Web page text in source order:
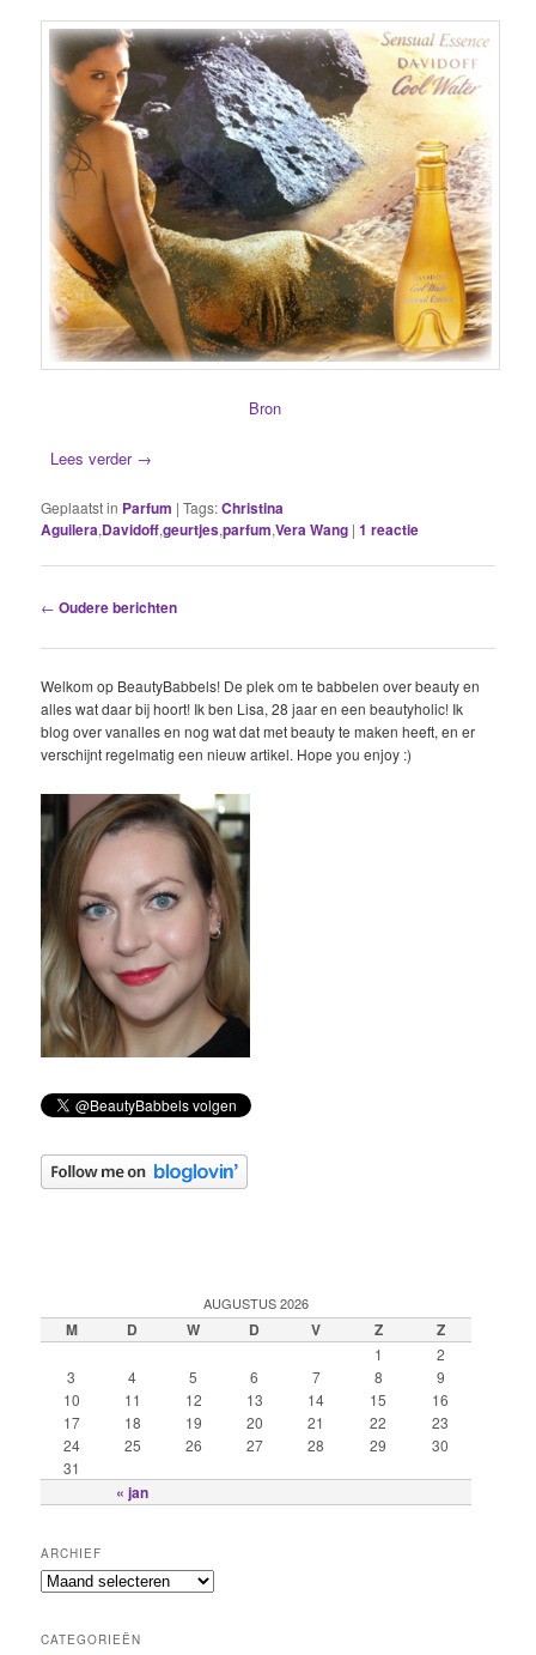
Bron
Lees verder →
Geplaatst in Parfum |Tags:Christina
Aguilera,Davidoff,geurtjes,parfum,Vera Wang |1 reactie
Berichtnavigatie
← Oudere berichten
Welkom op BeautyBabbels! De plek om te babbelen over beauty en
alles wat daar bij hoort! Ik ben Lisa, 28 jaar en een beautyholic! Ik
blog over vanalles en nog wat dat met beauty te maken heeft, en er
verschijnt regelmatig een nieuw artikel. Hope you enjoy :)
AUGUSTUS 2026
M D W D V Z Z
« jan
1
2
3
4 5 6 7 8
9
10
11 12 13 14 15
16
17
18 19 20 21 22
23
24
25 26 27 28 29
30
31
ARCHIEF
CATEGORIEËN